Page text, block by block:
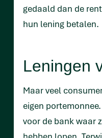
gedaald dan de
hun lening betalen.
Leningen
Maar veel
eigen
voor de bank waar